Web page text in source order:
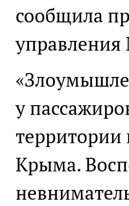
сообщила
управления
у
Крыма.